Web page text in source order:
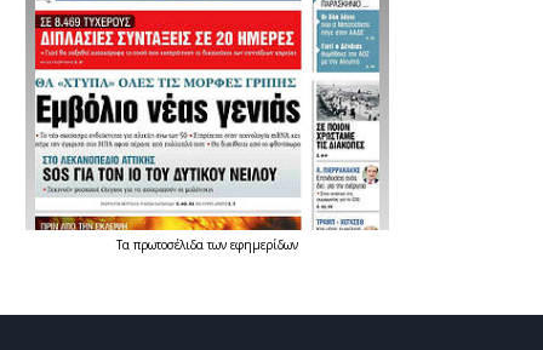
Τα πρωτοσέλιδατων εφημερίδων